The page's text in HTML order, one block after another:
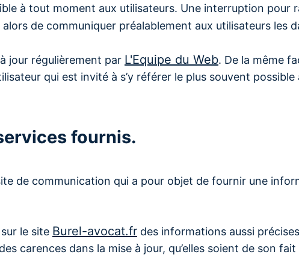
à tout moment aux utilisateurs. Une interruption
alors de communiquer préalablement aux utilisateurs les
jour régulièrement par L'Equipe du Web. De la même
qui est invité à s’y référer le plus souvent
fournis.
de communication qui a pour objet de fournir une
le site Burel-avocat.fr des informations aussi
carences dans la mise à jour, qu’elles soient de son